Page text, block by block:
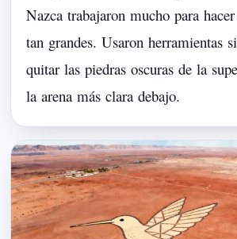
Nazca trabajaron mucho para hacer
tan grandes. Usaron herramientas
quitar las piedras oscuras de la
la arena más clara debajo.